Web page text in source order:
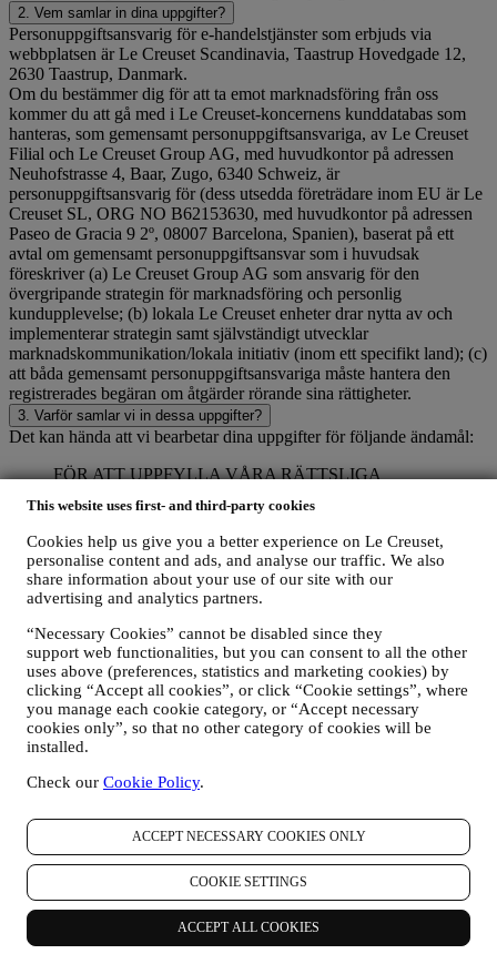
This website uses first- and third-party cookies
Cookies help us give you a better experience on Le Creuset,
personalise content and ads, and analyse our traffic. We also
share information about your use of our site with our
advertising and analytics partners.
“Necessary Cookies” cannot be disabled since they
support web functionalities, but you can consent to all the other
uses above (preferences, statistics and marketing cookies) by
clicking “Accept all cookies”, or click “Cookie settings”, where
you manage each cookie category, or “Accept necessary
cookies only”, so that no other category of cookies will be
installed.
Check our Cookie Policy.
ACCEPT NECESSARY COOKIES ONLY
COOKIE SETTINGS
ACCEPT ALL COOKIES
2. Vem samlar in dina uppgifter?
Personuppgiftsansvarig för e-handelstjänster som erbjuds via
webbplatsen är Le Creuset Scandinavia, Taastrup Hovedgade 12,
2630 Taastrup, Danmark.
Om du bestämmer dig för att ta emot marknadsföring från oss
kommer du att gå med i Le Creuset-koncernens kunddatabas som
hanteras, som gemensamt personuppgiftsansvariga, av Le Creuset
Filial och Le Creuset Group AG, med huvudkontor på adressen
Neuhofstrasse 4, Baar, Zugo, 6340 Schweiz, är
personuppgiftsansvarig för (dess utsedda företrädare inom EU är Le
Creuset SL, ORG NO B62153630, med huvudkontor på adressen
Paseo de Gracia 9 2º, 08007 Barcelona, Spanien), baserat på ett
avtal om gemensamt personuppgiftsansvar som i huvudsak
föreskriver (a) Le Creuset Group AG som ansvarig för den
övergripande strategin för marknadsföring och personlig
kundupplevelse; (b) lokala Le Creuset enheter drar nytta av och
implementerar strategin samt självständigt utvecklar
marknadskommunikation/lokala initiativ (inom ett specifikt land); (c)
att båda gemensamt personuppgiftsansvariga måste hantera den
registrerades begäran om åtgärder rörande sina rättigheter.
3. Varför samlar vi in dessa uppgifter?
Det kan hända att vi bearbetar dina uppgifter för följande ändamål:
FÖR ATT UPPFYLLA VÅRA RÄTTSLIGA
Det kan hända att vi måste bearbetar vissa uppgifter om dig
för att uppfylla våra rättsliga skyldigheter samt andra
skyldigheter som uppstår i samband med anvisningar vi får
från myndigheter.
FÖR ATT SKAPA ETT LE CREUSET-KONTO
Creuset-konto som kommer att ge dig tillgång till en rad
förmåner som är begränsade till registrerade användare och
utarbetade så att man finner större nöje i våra tjänster, såsom
snabbare betalning, möjlighet att spara flera leveransadresser,
se och spåra beställningar. Sådan bearbetning bygger på ett
avtalsfäst utförande av denna tjänst.
FÖR ATT HANTERA DINA BESTÄLLNINGAR OCH
ERBJUDA DIG VÅRA PRODUKTER, VÅRA
TJÄNSTER OCH VÅR HJÄLP
avtalsförhållande till dig, dina produktköp via webbplatsen
och/eller i våra Le Creuset butiker, användning av
webbplatsen samt all service som erbjuds efter avslutat köp
bearbeta vissa uppgifter om dig i administrativt syfte i
samband med vårt avtalsförhållande till dig, t. ex. bland annat